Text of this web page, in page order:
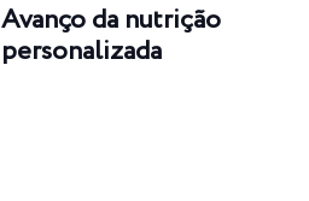
Avanço da nutrição
personalizada